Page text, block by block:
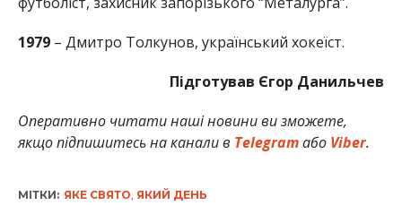
1979– Дмитро Толкунов, український хокеїст.
Підготував Єгор Данильчев
Оперативно читати наші новини ви зможете,
якщо підпишитесь на канали в Telegramабо Viber.
МІТКИ: ЯКЕ СВЯТО, ЯКИЙ ДЕНЬ